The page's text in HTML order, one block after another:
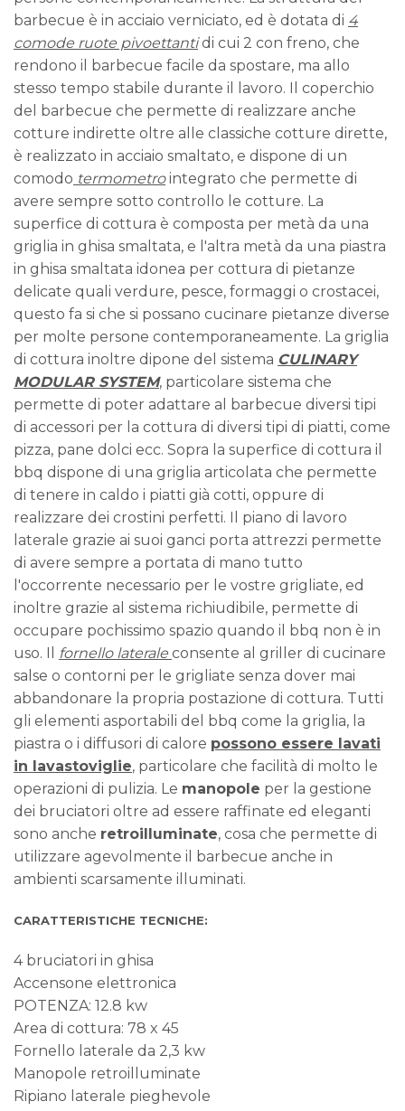
barbecue è in acciaio verniciato, ed è dotata di 4
comode ruote pivoettantidi cui 2 con freno, che
rendono il barbecue facile da spostare, ma allo
stesso tempo stabile durante il lavoro. Il coperchio
del barbecue che permette di realizzare anche
cotture indirette oltre alle classiche cotture dirette,
è realizzato in acciaio smaltato, e dispone di un
comodo termometrointegrato che permette di
avere sempre sotto controllo le cotture. La
superfice di cottura è composta per metà da una
griglia in ghisa smaltata, e l'altra metà da una piastra
in ghisa smaltata idonea per cottura di pietanze
delicate quali verdure, pesce, formaggi o crostacei,
questo fa si che si possano cucinare pietanze diverse
per molte persone contemporaneamente. La griglia
di cottura inoltre dipone del sistema CULINARY
MODULAR SYSTEM, particolare sistema che
permette di poter adattare al barbecue diversi tipi
di accessori per la cottura di diversi tipi di piatti, come
pizza, pane dolci ecc. Sopra la superfice di cottura il
bbq dispone di una griglia articolata che permette
di tenere in caldo i piatti già cotti, oppure di
realizzare dei crostini perfetti. Il piano di lavoro
laterale grazie ai suoi ganci porta attrezzi permette
di avere sempre a portata di mano tutto
l'occorrente necessario per le vostre grigliate, ed
inoltre grazie al sistema richiudibile, permette di
occupare pochissimo spazio quando il bbq non è in
uso. Il
fornello laterale consente al griller di cucinare
salse o contorni per le grigliate senza dover mai
abbandonare la propria postazione di cottura. Tutti
gli elementi asportabili del bbq come la griglia, la
piastra o i diffusori di calore possono essere lavati
in lavastoviglie, particolare che facilità di molto le
operazioni di pulizia. Le manopole per la gestione
dei bruciatori oltre ad essere raffinate ed eleganti
sono anche retroilluminate, cosa che permette di
utilizzare agevolmente il barbecue anche in
ambienti scarsamente illuminati.
CARATTERISTICHE TECNICHE:
4 bruciatori in ghisa
Accensone elettronica
POTENZA: 12.8 kw
Area di cottura: 78 x 45
Fornello laterale da 2,3 kw
Manopole retroilluminate
Ripiano laterale pieghevole